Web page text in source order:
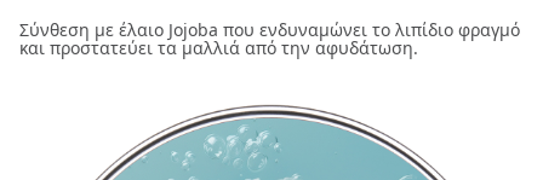
Σύνθεση με έλαιο Jojoba που ενδυναμώνει το λιπίδιο φραγμό
και προστατεύει τα μαλλιά από την αφυδάτωση.